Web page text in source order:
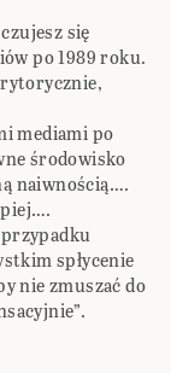
się
po 1989 roku.
mediami po
środowisko
naiwnością….
spłycenie
nie zmuszać do